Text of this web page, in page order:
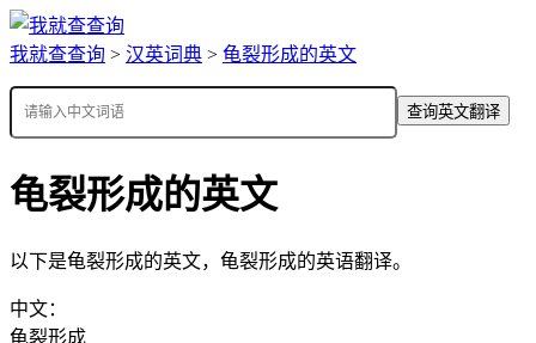
我就查查询 > 汉英词典 > 龟裂形成的英文
查询英文翻译
龟裂形成的英文
以下是龟裂形成的英文，龟裂形成的英语翻译。
中文：
龟裂形成